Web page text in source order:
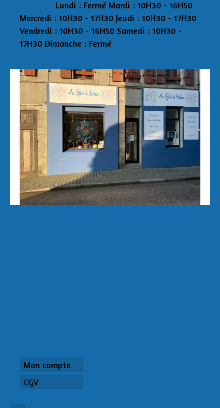
Lundi : Fermé Mardi : 10H30 - 16H50
Mercredi : 10H30 - 17H30 Jeudi : 10H30 - 17H30
Vendredi : 10H30 - 16H50 Samedi : 10H30 -
17H30 Dimanche : Fermé
Aux Effets du Bonheur Laetitia Pertriaux 3 rue
de la Tour 29870 Lannilis 06/43/34/20/40
auxeffetsdubonheur@kmel.bzh
Mon compte
CGV